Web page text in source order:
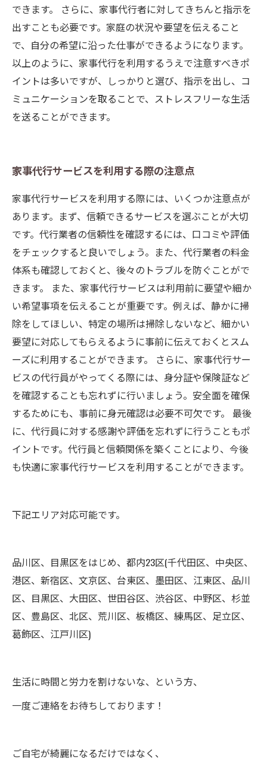
できます。 さらに、家事代行者に対してきちんと指示を
出すことも必要です。家庭の状況や要望を伝えること
で、自分の希望に沿った仕事ができるようになります。
以上のように、家事代行を利用するうえで注意すべきポ
イントは多いですが、しっかりと選び、指示を出し、コ
ミュニケーションを取ることで、ストレスフリーな生活
を送ることができます。
家事代行サービスを利用する際の注意点
家事代行サービスを利用する際には、いくつか注意点が
あります。まず、信頼できるサービスを選ぶことが大切
です。代行業者の信頼性を確認するには、口コミや評価
をチェックすると良いでしょう。また、代行業者の料金
体系も確認しておくと、後々のトラブルを防ぐことがで
きます。 また、家事代行サービスは利用前に要望や細か
い希望事項を伝えることが重要です。例えば、静かに掃
除をしてほしい、特定の場所は掃除しないなど、細かい
要望に対応してもらえるように事前に伝えておくとスム
ーズに利用することができます。 さらに、家事代行サー
ビスの代行員がやってくる際には、身分証や保険証など
を確認することも忘れずに行いましょう。安全面を確保
するためにも、事前に身元確認は必要不可欠です。 最後
に、代行員に対する感謝や評価を忘れずに行うこともポ
イントです。代行員と信頼関係を築くことにより、今後
も快適に家事代行サービスを利用することができます。
下記エリア対応可能です。
品川区、目黒区をはじめ、都内23区(千代田区、中央区、
港区、新宿区、文京区、台東区、墨田区、江東区、品川
区、目黒区、大田区、世田谷区、渋谷区、中野区、杉並
区、豊島区、北区、荒川区、板橋区、練馬区、足立区、
葛飾区、江戸川区)
生活に時間と労力を割けないな、という方、
一度ご連絡をお待ちしております！
ご自宅が綺麗になるだけではなく、